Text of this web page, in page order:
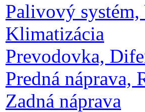
Palivový
Klimatizácia
Prevodovka,
Predná náprava,
Zadná náprava